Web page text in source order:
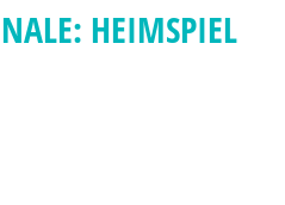
HEIMSPIEL